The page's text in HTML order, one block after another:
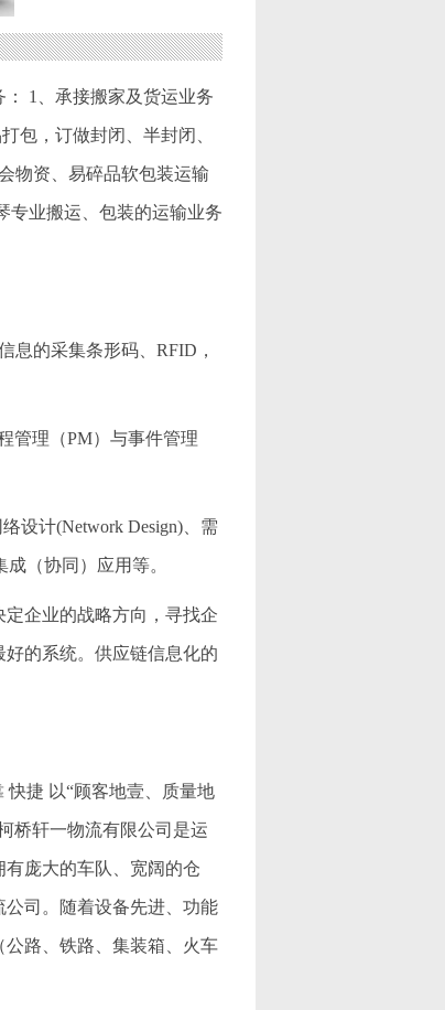
1、承接搬家及货运业务
包，订做封闭、半封闭、
物资、易碎品软包装运输
专业搬运、包装的运输业务
息的采集条形码、RFID，
管理（PM）与事件管理
设计(Network Design)、需
（协同）应用等。
企业的战略方向，寻找企
的系统。供应链信息化的
快捷 以“顾客地壹、质量地
桥轩一物流有限公司是运
庞大的车队、宽阔的仓
司。随着设备先进、功能
路、铁路、集装箱、火车